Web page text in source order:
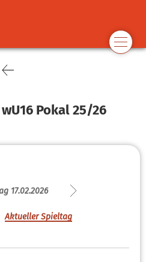
Pokal 25/26
17.02.2026
Aktueller Spieltag